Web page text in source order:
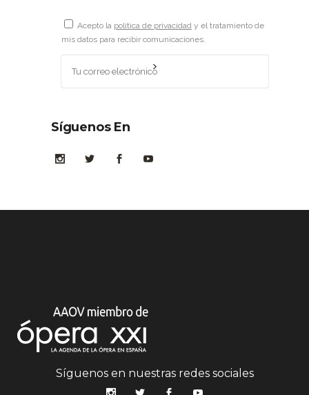
Acepto la política de privacidad y el tratamiento de
mis datos para recibir comunicaciones.
Síguenos En
Síguenos en nuestras redes sociales